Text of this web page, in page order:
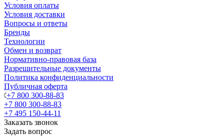
Условия оплаты
Условия доставки
Вопросы и ответы
Бренды
Технологии
Обмен и возврат
Нормативно-правовая база
Разрешительные документы
Политика конфиденциальности
Публичная оферта
+7 800 300-88-83
+7 800 300-88-83
+7 495 150-44-11
Заказать звонок
Задать вопрос